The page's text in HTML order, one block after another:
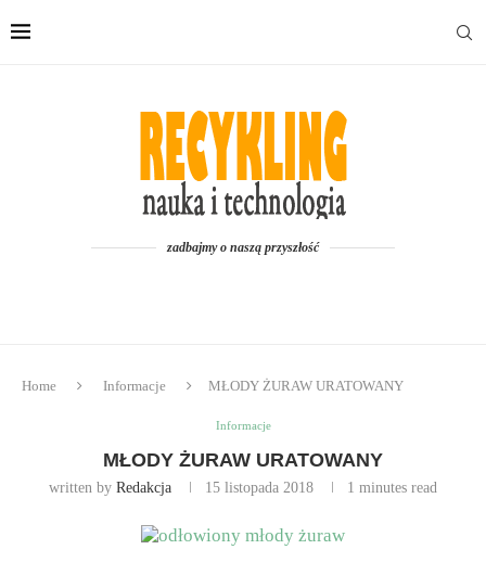
zadbajmy o naszą przyszłość
Home Informacje MŁODY ŻURAW URATOWANY
Informacje
MŁODY ŻURAW URATOWANY
written by Redakcja 15 listopada 2018 1 minutes read